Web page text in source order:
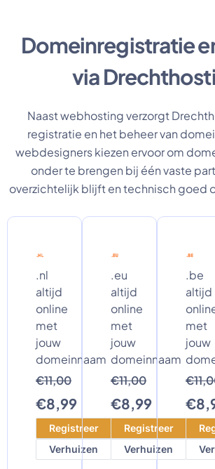
Domeinregistratie
via
Naast webhosting verzorgt
registratie en het beheer van
webdesigners kiezen ervoor om
onder te brengen bij één vaste
overzichtelijk blijft en technisch goed
.nl
altijd
online
met
jouw
domeinnaam
€11,00
€8,99
Registreer
Verhuizen
.eu
altijd
online
met
jouw
domeinnaam
€11,00
€8,99
Registreer
Verhuizen
.be
altijd
met
jouw